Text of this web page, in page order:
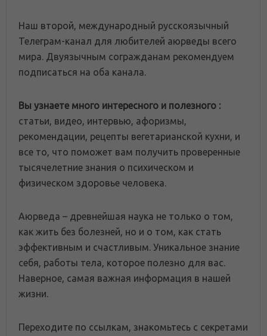
Наш второй, международный русскоязычный
Телеграм-канал для любителей аюрведы всего
мира. Двуязычным согражданам рекомендуем
подписаться на оба канала.
Вы узнаете много интересного и полезного :
статьи, видео, интервью, афоризмы,
рекомендации, рецепты вегетарианской кухни, и
все то, что поможет вам получить проверенные
тысячелетние знания о психическом и
физическом здоровье человека.
Аюрведа – древнейшая наука не только о том,
как жить без болезней, но и о том, как стать
эффективным и счастливым. Уникальное знание
себя, работы тела, которое полезно для вас.
Наверное, самая важная информация в нашей
жизни.
Переходите по ссылкам, знакомьтесь с секретами